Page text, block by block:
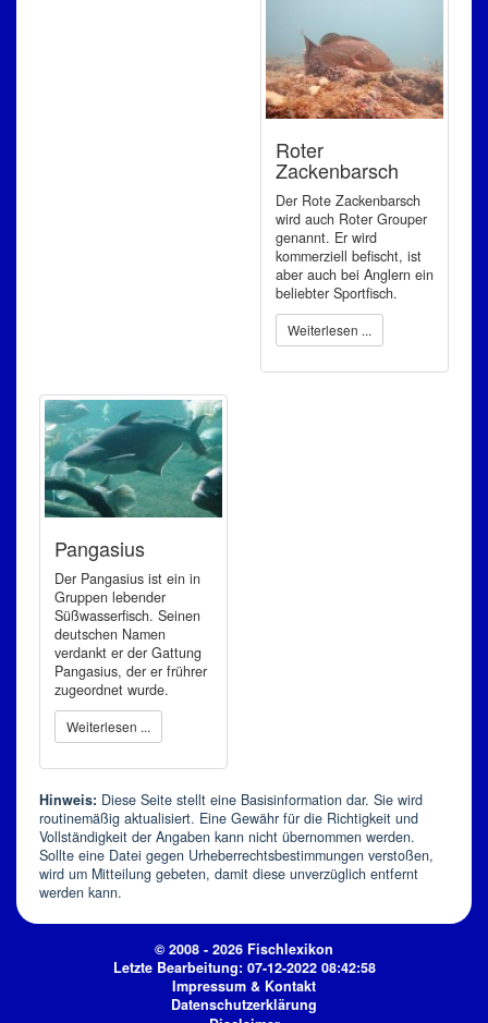
Roter
Zackenbarsch
Der Rote Zackenbarsch
wird auch Roter Grouper
genannt. Er wird
kommerziell befischt, ist
aber auch bei Anglern ein
beliebter Sportfisch.
Weiterlesen ...
Pangasius
Der Pangasius ist ein in
Gruppen lebender
Süßwasserfisch. Seinen
deutschen Namen
verdankt er der Gattung
Pangasius, der er frührer
zugeordnet wurde.
Weiterlesen ...
Hinweis: Diese Seite stellt eine Basisinformation dar. Sie wird
routinemäßig aktualisiert. Eine Gewähr für die Richtigkeit und
Vollständigkeit der Angaben kann nicht übernommen werden.
Sollte eine Datei gegen Urheberrechtsbestimmungen verstoßen,
wird um Mitteilung gebeten, damit diese unverzüglich entfernt
werden kann.
© 2008 - 2026 Fischlexikon
Letzte Bearbeitung: 07-12-2022 08:42:58
Impressum & Kontakt
Datenschutzerklärung